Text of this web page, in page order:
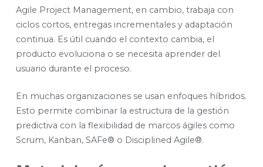
Agile Project Management, en cambio, trabaja con
ciclos cortos, entregas incrementales y adaptación
continua. Es útil cuando el contexto cambia, el
producto evoluciona o se necesita aprender del
usuario durante el proceso.
En muchas organizaciones se usan enfoques híbridos.
Esto permite combinar la estructura de la gestión
predictiva con la flexibilidad de marcos ágiles como
Scrum, Kanban, SAFe® o Disciplined Agile®.